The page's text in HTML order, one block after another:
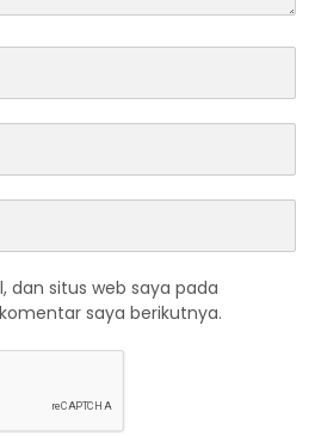
dan situs web saya pada
saya berikutnya.